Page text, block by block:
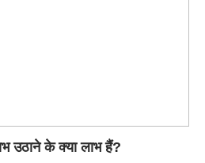
उठाने के क्या लाभ हैं?